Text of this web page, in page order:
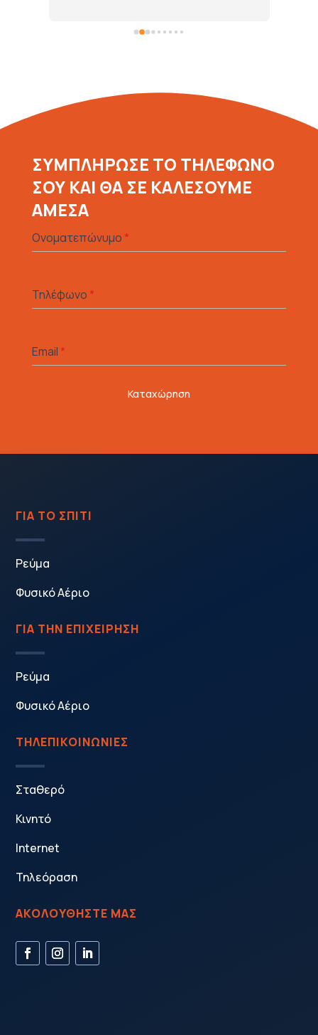
ΣΥΜΠΛΗΡΩΣΕ ΤΟ ΤΗΛΕΦΩΝΟ
ΣΟΥ ΚΑΙ ΘΑ ΣΕ ΚΑΛΕΣΟΥΜΕ
ΑΜΕΣΑ
Ονοματεπώνυμο *
Τηλέφωνο *
Email *
Καταχώρηση
ΓΙΑ ΤΟ ΣΠΙΤΙ
Ρεύμα
Φυσικό Αέριο
ΓΙΑ ΤΗΝ ΕΠΙΧΕΙΡΗΣΗ
Ρεύμα
Φυσικό Αέριο
ΤΗΛΕΠΙΚΟΙΝΩΝΙΕΣ
Σταθερό
Κινητό
Internet
Τηλεόραση
ΑΚΟΛΟΥΘΗΣΤΕ ΜΑΣ